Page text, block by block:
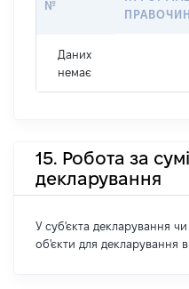
№
Даних
немає
15. Робота за
декларування
У суб'єкта декларування чи
об'єкти для декларування в